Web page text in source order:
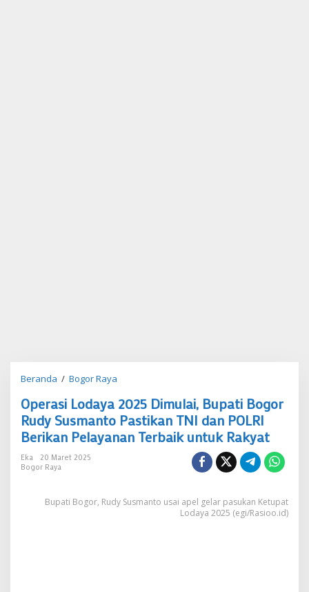
Beranda / Bogor Raya
2025
Dimulai,
Bupati
Bogor
dan
Operasi Lodaya 2025 Dimulai, Bupati Bogor
Rudy Susmanto Pastikan TNI dan POLRI
Berikan Pelayanan Terbaik untuk Rakyat
Eka
20 Maret 2025
Bogor Raya
Bupati Bogor, Rudy Susmanto usai apel gelar pasukan Ketupat
Lodaya 2025 (egi/Rasioo.id)